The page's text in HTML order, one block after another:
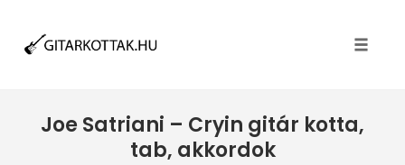
Joe Satriani – Cryin gitár kotta,
tab, akkordok